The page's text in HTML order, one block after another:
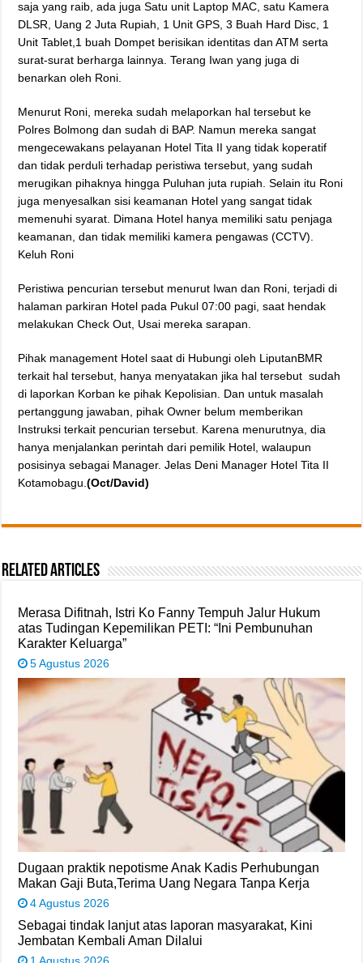
saja yang raib, ada juga Satu unit Laptop MAC, satu Kamera
DLSR, Uang 2 Juta Rupiah, 1 Unit GPS, 3 Buah Hard Disc, 1
Unit Tablet,1 buah Dompet berisikan identitas dan ATM serta
surat-surat berharga lainnya. Terang Iwan yang juga di
benarkan oleh Roni.
Menurut Roni, mereka sudah melaporkan hal tersebut ke
Polres Bolmong dan sudah di BAP. Namun mereka sangat
mengecewakans pelayanan Hotel Tita II yang tidak koperatif
dan tidak perduli terhadap peristiwa tersebut, yang sudah
merugikan pihaknya hingga Puluhan juta rupiah. Selain itu Roni
juga menyesalkan sisi keamanan Hotel yang sangat tidak
memenuhi syarat. Dimana Hotel hanya memiliki satu penjaga
keamanan, dan tidak memiliki kamera pengawas (CCTV).
Keluh Roni
Peristiwa pencurian tersebut menurut Iwan dan Roni, terjadi di
halaman parkiran Hotel pada Pukul 07:00 pagi, saat hendak
melakukan Check Out, Usai mereka sarapan.
Pihak management Hotel saat di Hubungi oleh LiputanBMR
terkait hal tersebut, hanya menyatakan jika hal tersebut sudah
di laporkan Korban ke pihak Kepolisian. Dan untuk masalah
pertanggung jawaban, pihak Owner belum memberikan
Instruksi terkait pencurian tersebut. Karena menurutnya, dia
hanya menjalankan perintah dari pemilik Hotel, walaupun
posisinya sebagai Manager. Jelas Deni Manager Hotel Tita II
Kotamobagu.(Oct/David)
Related Articles
Merasa Difitnah, Istri Ko Fanny Tempuh Jalur Hukum
atas Tudingan Kepemilikan PETI: “Ini Pembunuhan
Karakter Keluarga”
5 Agustus 2026
Dugaan praktik nepotisme Anak Kadis Perhubungan
Makan Gaji Buta,Terima Uang Negara Tanpa Kerja
4 Agustus 2026
Sebagai tindak lanjut atas laporan masyarakat, Kini
Jembatan Kembali Aman Dilalui